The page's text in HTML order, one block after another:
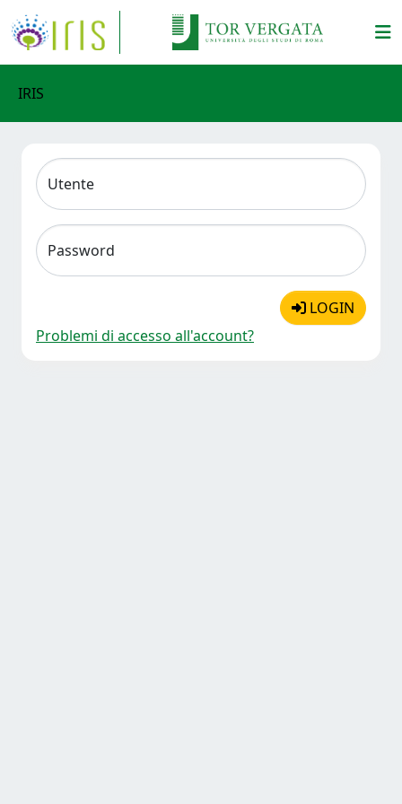
IRIS
Utente
Password
LOGIN
Problemi di accesso all'account?